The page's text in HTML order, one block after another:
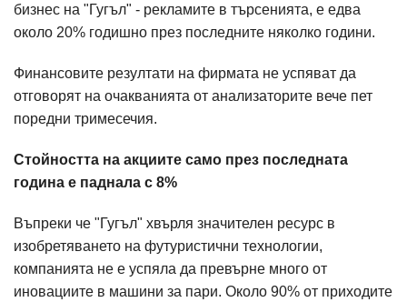
бизнес на "Гугъл" - рекламите в търсенията, е едва
около 20% годишно през последните няколко години.
Финансовите резултати на фирмата не успяват да
отговорят на очакванията от анализаторите вече пет
поредни тримесечия.
Стойността на акциите само през последната
година е паднала с 8%
Въпреки че "Гугъл" хвърля значителен ресурс в
изобретяването на футуристични технологии,
компанията не е успяла да превърне много от
иновациите в машини за пари. Около 90% от приходите